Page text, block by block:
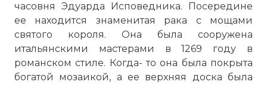
часовня Эдуарда Исповедника. Посередине
ее находится знаменитая рака с мощами
святого короля. Она была сооружена
итальянскими мастерами в 1269 году в
романском стиле. Когда- то она была покрыта
богатой мозаикой, а ее верхняя доска была